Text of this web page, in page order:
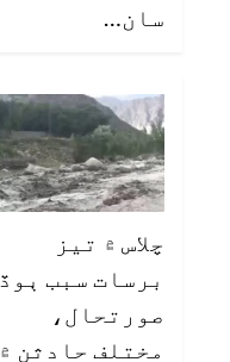
سان…
چلاس ۾ تيز
برسات سبب ٻوڏ
صورتحال،
مختلف حادثن ۾